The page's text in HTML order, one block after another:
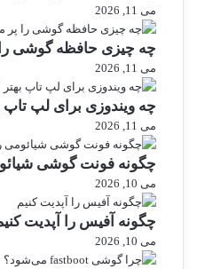
می 11, 2026
چه چیزی حافظه گوشی را
می 11, 2026
چه ویندوزی برای لپ
می 11, 2026
چگونه فونت گوشی
می 10, 2026
چگونه آفیس را آپدیت
می 10, 2026